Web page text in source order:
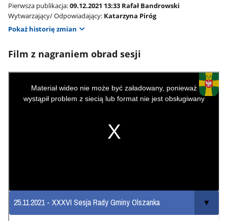
Pierwsza publikacja:09.12.2021 13:33 Rafał Bandrowski
Wytwarzający/ Odpowiadający: Katarzyna Piróg
Pokaż historię zmian
Film z nagraniem obrad sesji